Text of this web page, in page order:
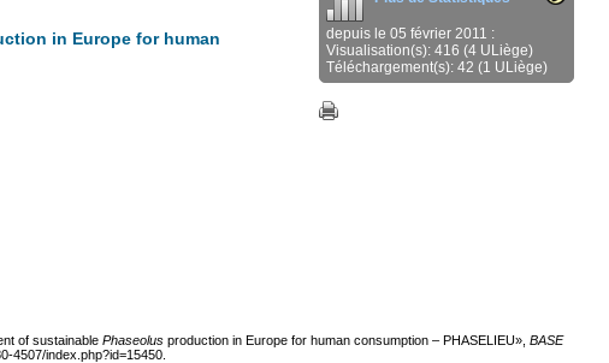
depuis le 05 février 2011 :
Visualisation(s): 416 (4 ULiège)
Téléchargement(s): 42 (1 ULiège)
in Europe for human
of sustainable Phaseolus production in Europe for human consumption – PHASELIEU», BASE
4507/index.php?id=15450.